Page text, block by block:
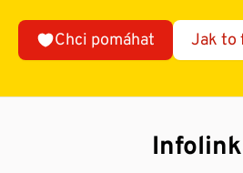
Chci pomáhat Jak to